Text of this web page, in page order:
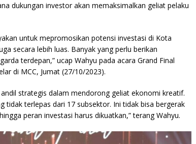
dukungan investor akan memaksimalkan geliat pelaku
untuk mepromosikan potensi investasi di Kota
secara lebih luas. Banyak yang perlu berikan
terdepan,” ucap Wahyu pada acara Grand Final
di MCC, Jumat (27/10/2023).
strategis dalam mendorong geliat ekonomi kreatif.
tidak terlepas dari 17 subsektor. Ini tidak bisa bergerak
peran investasi harus dikuatkan,” terang Wahyu.